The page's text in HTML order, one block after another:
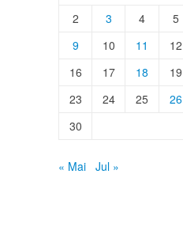
2
3 4 5
9
10 11 12
16
17 18 19
23
24 25 26
30
« Mai Jul »